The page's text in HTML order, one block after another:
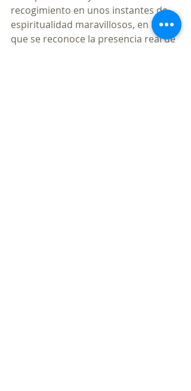
recogimiento en unos instantes de
espiritualidad maravillosos, en los
que se reconoce la presencia real de